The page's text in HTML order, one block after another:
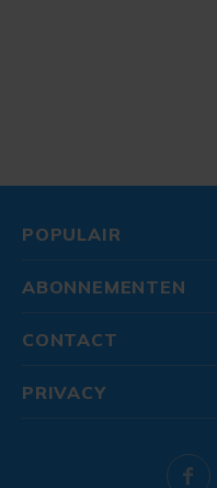
POPULAIR
ABONNEMENTEN
CONTACT
PRIVACY